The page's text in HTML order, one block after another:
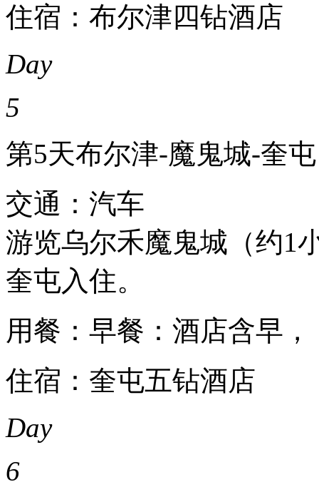
住宿：布尔津四钻酒店
Day
5
第5天布尔津-魔鬼城-奎屯
交通：汽车
游览乌尔禾魔鬼城（约1
奎屯入住。
用餐：早餐：酒店含早
住宿：奎屯五钻酒店
Day
6